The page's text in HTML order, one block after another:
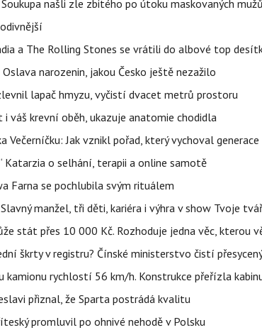
našli zle zbitého po útoku maskovaných mužů
a The Rolling Stones se vrátili do albové top
narozenin, jakou Česko ještě nezažilo
lapač hmyzu, vyčistí dvacet metrů prostoru
váš krevní oběh, ukazuje anatomie chodidla
Večerníčku: Jak vznikl pořad, který vychoval
Katarzia o selhání, terapii a online samotě
Farna se pochlubila svým rituálem
manžel, tři děti, kariéra i výhra v show Tvoje
stát přes 10 000 Kč. Rozhoduje jedna věc, kterou
škrty v registru? Čínské ministerstvo čistí
kamionu rychlostí 56 km/h. Konstrukce přeřízla
přiznal, že Sparta postrádá kvalitu
promluvil po ohnivé nehodě v Polsku